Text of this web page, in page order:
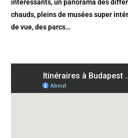
intéressants, un panorama des
chauds, pleins de musées super
de vue, des parcs…